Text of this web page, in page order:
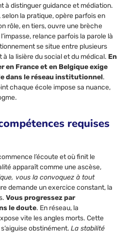
à distinguer guidance et médiation.
, selon la pratique, opère parfois en
rôle, en tiers, ouvre une brèche
relance parfois la parole là
se situe entre plusieurs
la lisière du social et du médical. En
en France et en Belgique exige
dans le réseau institutionnel.
chaque école impose sa nuance,
requises
l’écoute et où finit le
apparaît comme une ascèse,
vous la convoquez à tout
demande un exercice constant, la
Vous progressez par
le doute. En réseau, la
vite les angles morts. Cette
obstinément.La stabilité